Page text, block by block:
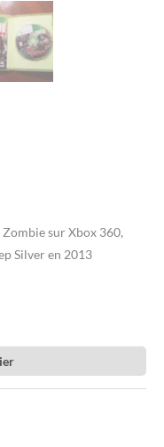
sur Xbox 360,
Silver en 2013